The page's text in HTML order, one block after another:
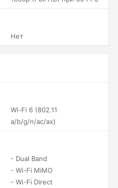
Нет
Wi-Fi 6 (802.11
a/b/g/n/ac/ax)
- Dual Band
- Wi-Fi MiMO
- Wi-Fi Direct